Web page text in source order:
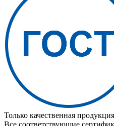
Только качественная продукция